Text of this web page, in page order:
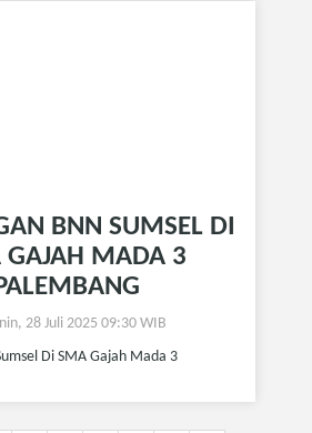
BNN SUMSEL DI
GAJAH MADA 3
28 Juli 2025 09:30 WIB
Di SMA Gajah Mada 3